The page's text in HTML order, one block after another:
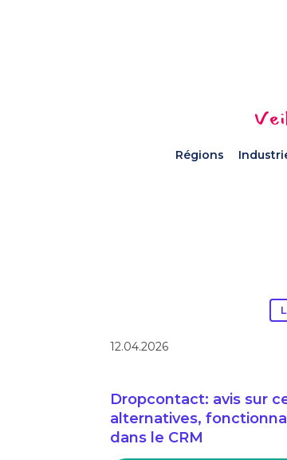
Régions
12.04.2026
Dropcontact: avis sur
alternatives,
dans le CRM